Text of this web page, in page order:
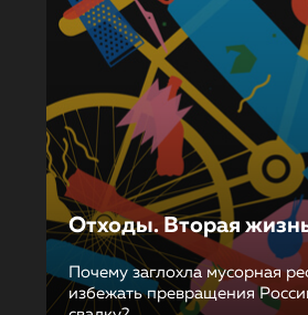
Отходы. Вторая
Почему заглохла мусорная
избежать превращения